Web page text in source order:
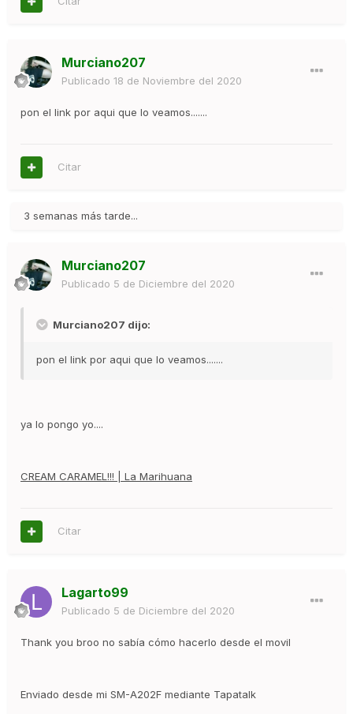
Murciano207
Publicado 18 de Noviembre del 2020
pon el link por aqui que lo veamos.......
Citar
3 semanas más tarde...
Murciano207
Publicado 5 de Diciembre del 2020
Murciano207 dijo:
pon el link por aqui que lo veamos.......
ya lo pongo yo....
CREAM CARAMEL!!! | La Marihuana
Citar
Lagarto99
Publicado 5 de Diciembre del 2020
Thank you broo no sabía cómo hacerlo desde el movil
Enviado desde mi SM-A202F mediante Tapatalk